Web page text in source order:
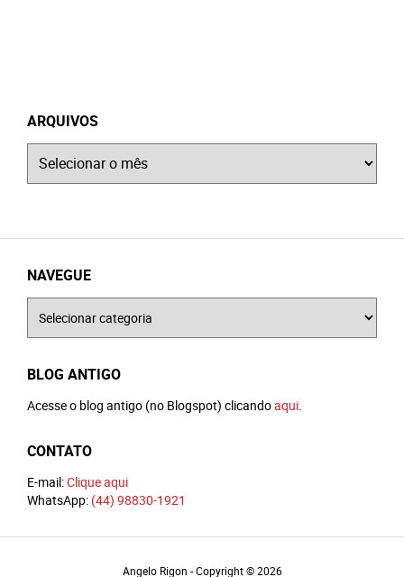
ARQUIVOS
NAVEGUE
BLOG ANTIGO
Acesse o blog antigo (no Blogspot) clicandoaqui.
CONTATO
E-mail:Clique aqui
WhatsApp: (44) 98830-1921
Angelo Rigon - Copyright © 2026